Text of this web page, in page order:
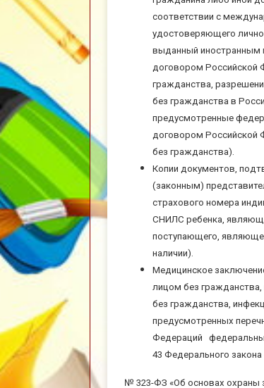
соответствии с
удостоверяющего
выданный иностранным
договором Российской
гражданства,
без гражданства в
предусмотренные
договором
без гражданства).
Копии документов,
(законным)
страхового номера
СНИЛС ребенка,
поступающего,
наличии).
Медицинское
лицом без
без гражданства,
предусмотренных
Федераций
43 Федерального закона
№ 323-ФЗ «Об основах охраны